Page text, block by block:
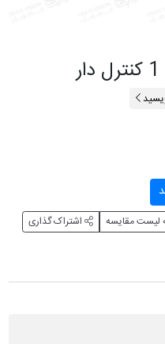
لیست مقایسه اشتراک گذاری